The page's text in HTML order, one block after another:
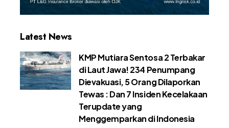
Latest News
KMP Mutiara Sentosa 2 Terbakar
di Laut Jawa! 234 Penumpang
Dievakuasi, 5 Orang Dilaporkan
Tewas : Dan 7 Insiden Kecelakaan
Terupdate yang
Menggemparkan di Indonesia